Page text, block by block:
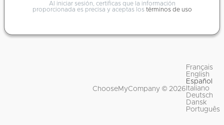
Al iniciar sesión, certificas que la información
proporcionada es precisa y aceptas los términos de uso
ChooseMyCompany © 2026
Français
English
Español
Italiano
Deutsch
Dansk
Português